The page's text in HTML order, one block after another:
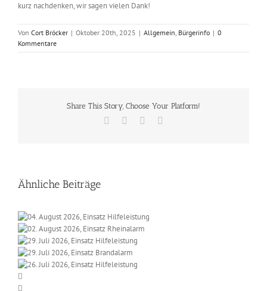
kurz nachdenken, wir sagen vielen Dank!
Von Cort Bröcker | Oktober 20th, 2025 | Allgemein, Bürgerinfo | 0
Kommentare
Share This Story, Choose Your Platform!
Facebook
Ähnliche Beiträge